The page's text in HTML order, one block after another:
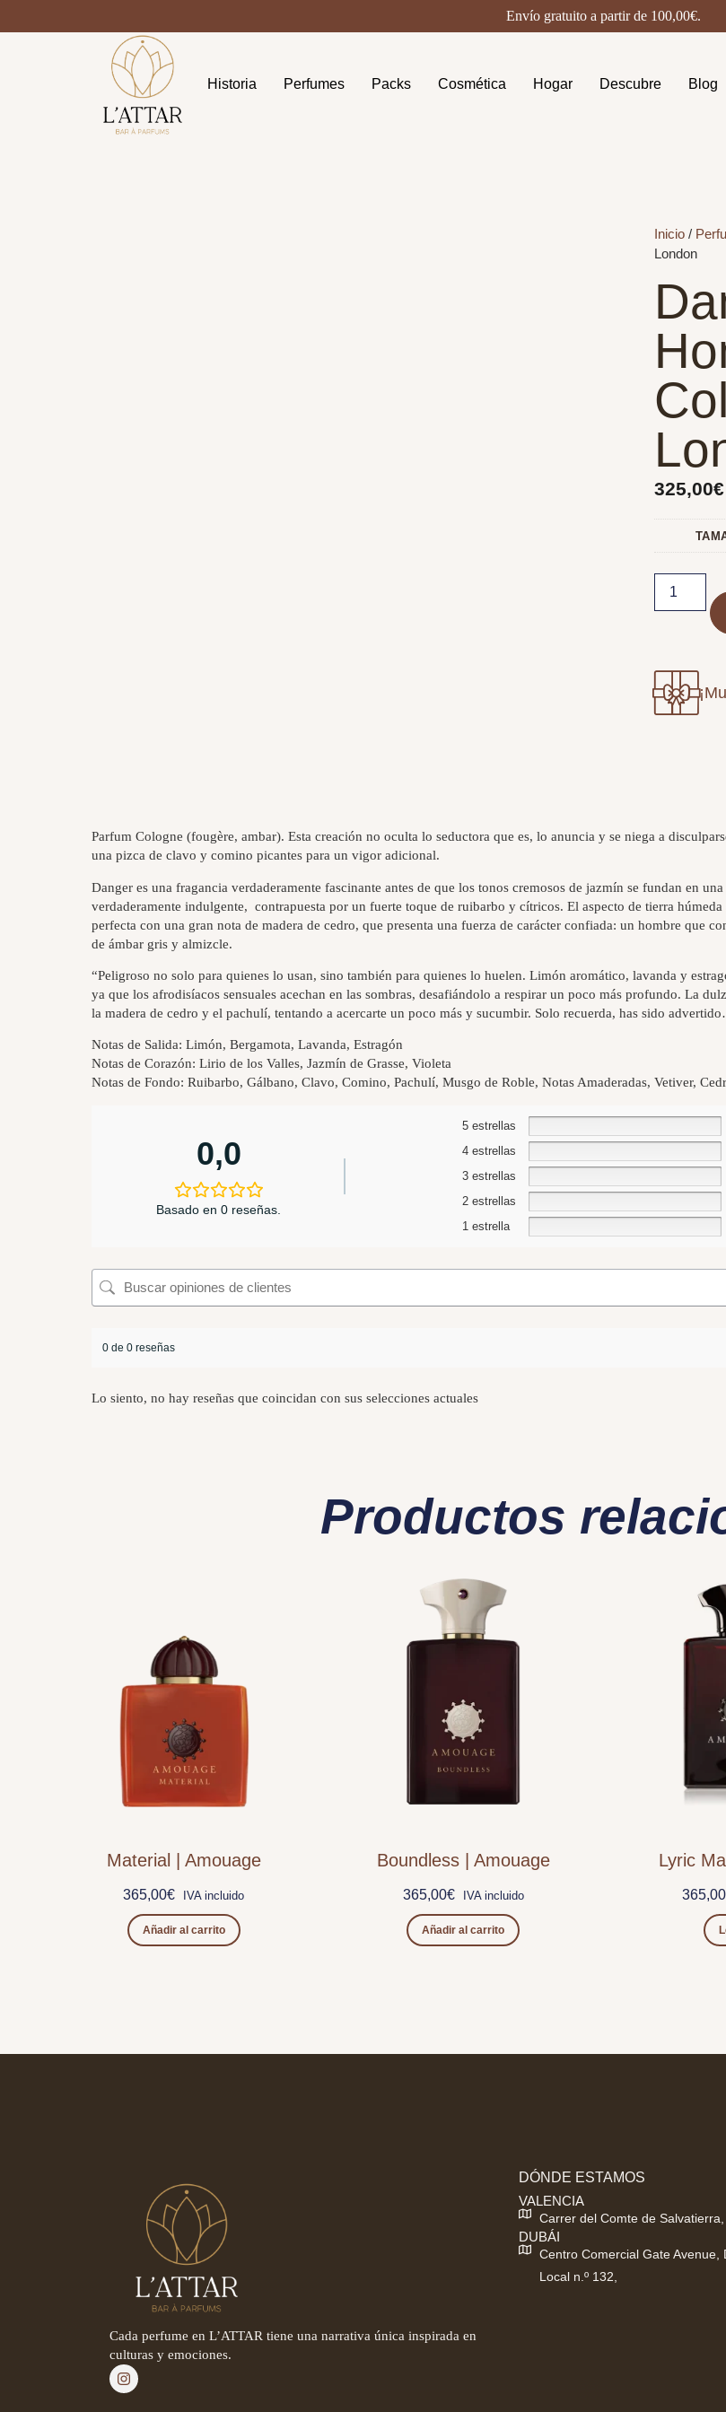
Historia Perfumes Packs Cosmética Hogar Descubre Blog
Inicio /
London
325,00€
Parfum Cologne (fougère, ambar). Esta creación no oculta lo seductora que es, lo anuncia y se niega a
una pizca de clavo y comino picantes para un vigor adicional.
Danger es una fragancia verdaderamente fascinante antes de que los tonos cremosos de jazmín se fundan en
verdaderamente indulgente, contrapuesta por un fuerte toque de ruibarbo y cítricos. El aspecto de tierra
perfecta con una gran nota de madera de cedro, que presenta una fuerza de carácter confiada: un hombre que
de ámbar gris y almizcle.
“Peligroso no solo para quienes lo usan, sino también para quienes lo huelen. Limón aromático, lavanda y
ya que los afrodisíacos sensuales acechan en las sombras, desafiándolo a respirar un poco más profundo. La
la madera de cedro y el pachulí, tentando a acercarte un poco más y sucumbir. Solo recuerda, has sido
Notas de Salida: Limón, Bergamota, Lavanda, Estragón
Notas de Corazón: Lirio de los Valles, Jazmín de Grasse, Violeta
Notas de Fondo: Ruibarbo, Gálbano, Clavo, Comino, Pachulí, Musgo de Roble, Notas Amaderadas, Vetiver,
0,0
Basado en 0 reseñas.
5 estrellas
4 estrellas
3 estrellas
2 estrellas
1 estrella
0 de 0 reseñas
Lo siento, no hay reseñas que coincidan con sus selecciones actuales
Productos
Material | Amouage
365,00€ IVA incluido
Añadir al carrito
Boundless | Amouage
365,00€ IVA incluido
Añadir al carrito
Lyric
365,00
Cada perfume en L’ATTAR tiene una narrativa única inspirada en
culturas y emociones.
DÓNDE ESTAMOS
VALENCIA
Carrer del Comte de
DUBÁI
Centro Comercial Gate Avenue,
Local n.º 132,
Envío gratuito a partir de 100,00€.